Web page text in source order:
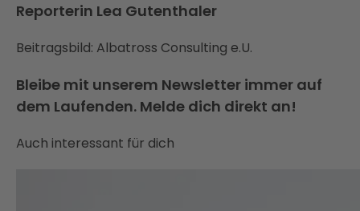
Reporterin Lea Gutenthaler
Beitragsbild: Albatross Consulting e.U.
Bleibe mit unserem Newsletter immer auf
dem Laufenden. Melde dich direkt an!
Auch interessant für dich